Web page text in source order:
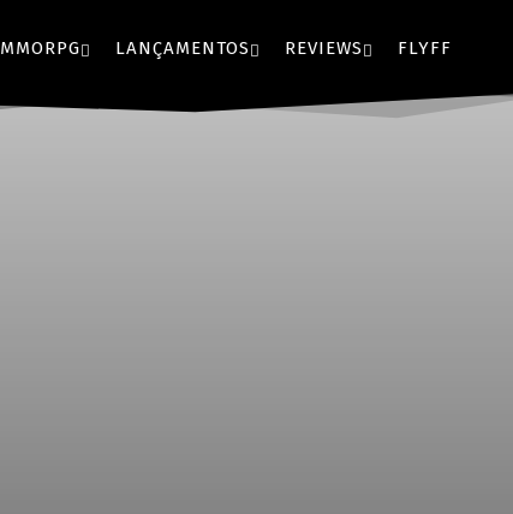
MMORPG LANÇAMENTOS REVIEWS FLYFF